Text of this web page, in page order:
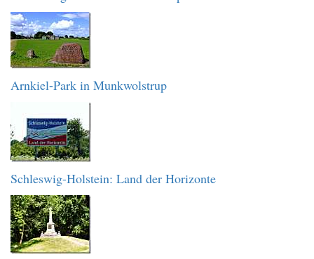
Arnkiel-Park in Munkwolstrup
Schleswig-Holstein: Land der Horizonte